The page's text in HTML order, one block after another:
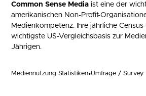
Common Sense Media ist eine der
amerikanischen Non-Profit-
Medienkompetenz. Ihre jährliche
wichtigste US-Vergleichsbasis zur
Jährigen.
Mediennutzung Statistiken•Umfrage / Survey